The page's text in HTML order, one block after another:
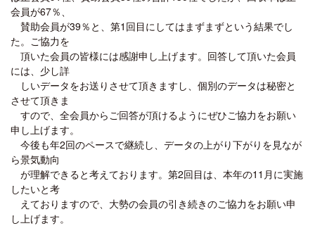
会員が67％、
賛助会員が39％と、第1回目にしてはまずまずという結果でし
た。ご協力を
頂いた会員の皆様には感謝申し上げます。回答して頂いた会員
には、少し詳
しいデータをお送りさせて頂きますし、個別のデータは秘密と
させて頂きま
すので、全会員からご回答が頂けるようにぜひご協力をお願い
申し上げます。
今後も年2回のペースで継続し、データの上がり下がりを見なが
ら景気動向
が理解できると考えております。第2回目は、本年の11月に実施
したいと考
えておりますので、大勢の会員の引き続きのご協力をお願い申
し上げます。